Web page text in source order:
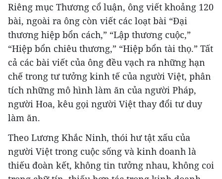
Riêng mục Thương cổ luận, ông viết khoảng 120
bài, ngoài ra ông còn viết các loạt bài “Đại
thương hiệp bổn cách,” “Lập thương cuộc,”
“Hiệp bổn chiêu thương,” “Hiệp bổn tài thọ.” Tất
cả các bài viết của ông đều vạch ra những hạn
chế trong tư tưởng kinh tế của người Việt, phân
tích những mô hình làm ăn của người Pháp,
người Hoa, kêu gọi người Việt thay đổi tư duy
làm ăn.
Theo Lương Khắc Ninh, thói hư tật xấu của
người Việt trong cuộc sống và kinh doanh là
thiếu đoàn kết, không tin tưởng nhau, không coi